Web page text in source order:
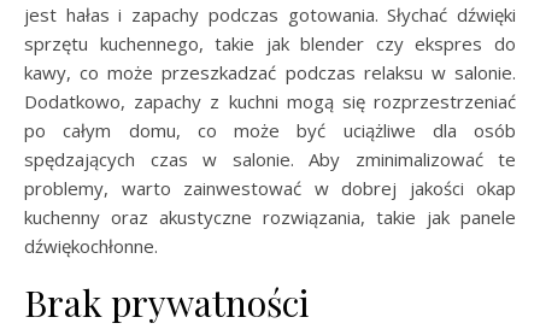
jest hałas i zapachy podczas gotowania. Słychać dźwięki
sprzętu kuchennego, takie jak blender czy ekspres do
kawy, co może przeszkadzać podczas relaksu w salonie.
Dodatkowo, zapachy z kuchni mogą się rozprzestrzeniać
po całym domu, co może być uciążliwe dla osób
spędzających czas w salonie. Aby zminimalizować te
problemy, warto zainwestować w dobrej jakości okap
kuchenny oraz akustyczne rozwiązania, takie jak panele
dźwiękochłonne.
Brak prywatności